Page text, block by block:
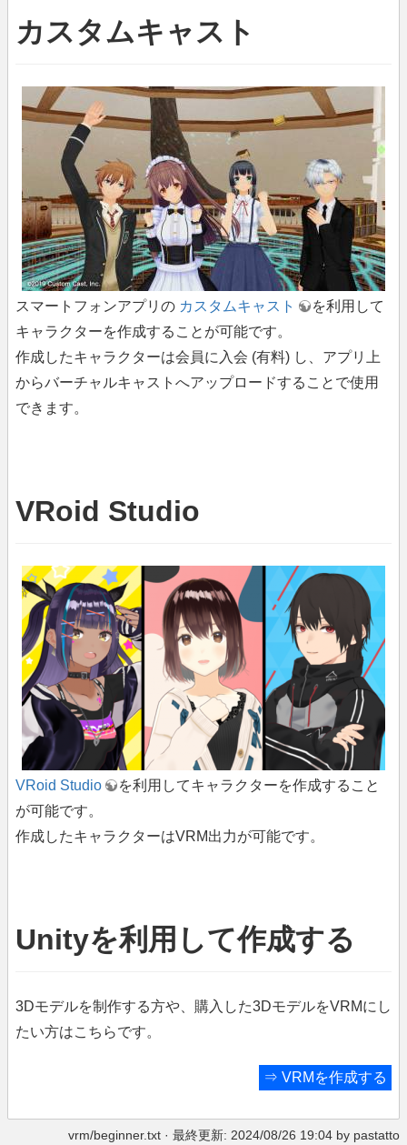
カスタムキャスト
スマートフォンアプリの カスタムキャスト
を利用して
キャラクターを作成することが可能です。
作成したキャラクターは会員に入会 (有料) し、アプリ上
からバーチャルキャストへアップロードすることで使用
できます。
VRoid Studio
VRoid Studio
を利用してキャラクターを作成すること
が可能です。
作成したキャラクターはVRM出力が可能です。
Unityを利用して作成する
3Dモデルを制作する方や、購入した3DモデルをVRMにし
たい方はこちらです。
⇒VRMを作成する
vrm/beginner.txt · 最終更新: 2024/08/26 19:04 by pastatto